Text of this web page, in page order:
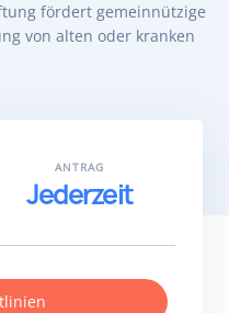
fördert gemeinnützige
von alten oder kranken
ANTRAG
Jederzeit